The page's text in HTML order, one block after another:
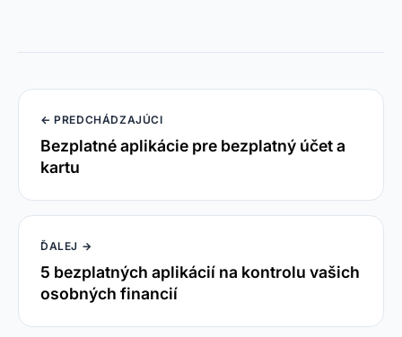
← PREDCHÁDZAJÚCI
Bezplatné aplikácie pre bezplatný účet a
kartu
ĎALEJ →
5 bezplatných aplikácií na kontrolu vašich
osobných financií